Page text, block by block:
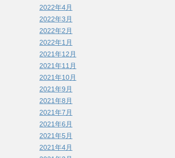
2022年4月
2022年3月
2022年2月
2022年1月
2021年12月
2021年11月
2021年10月
2021年9月
2021年8月
2021年7月
2021年6月
2021年5月
2021年4月